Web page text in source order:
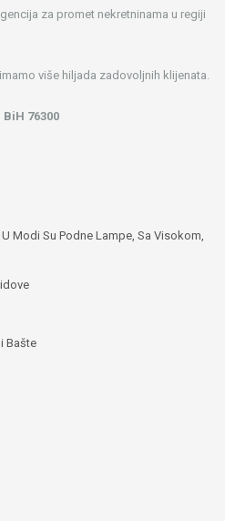
za promet nekretninama u regiji
više hiljada zadovoljnih klijenata.
76300
Modi Su Podne Lampe, Sa Visokom,
Bašte